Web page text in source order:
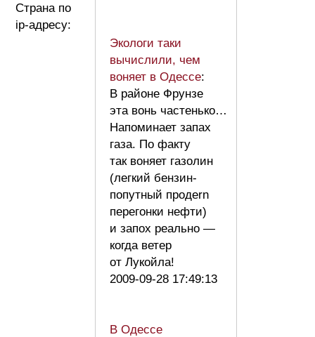
Страна по
ip-адресу:
Экологи таки
вычислили, чем
воняет в Одессе:
В районе Фрунзе
эта вонь частенько…
Напоминает запах
газа. По факту
так воняет газолин
(легкий бензин-
попутный продern
перегонки нефти)
и запох реально —
когда ветер
от Лукойла!
2009-09-28 17:49:13
В Одессе